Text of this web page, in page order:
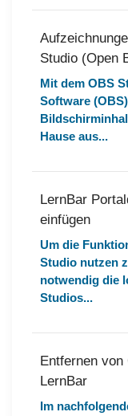
Studio (Open
Mit dem OBS
Software
Hause aus...
LernBar
einfügen
Um die
Studio nutzen
notwendig die
Studios...
Entfernen
LernBar
Im